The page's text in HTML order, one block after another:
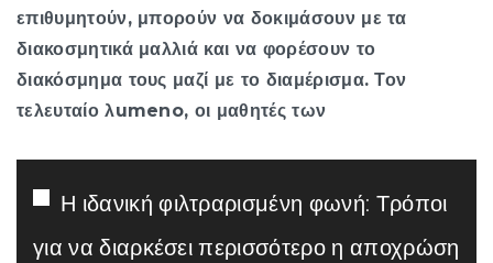
επιθυμητούν, μπορούν να δοκιμάσουν με τα
διακοσμητικά μαλλιά και να φορέσουν το
διακόσμημα τους μαζί με το διαμέρισμα. Τον
τελευταίο λumeno, οι μαθητές των
Η ιδανική φιλτραρισμένη φωνή: Τρόποι
για να διαρκέσει περισσότερο η αποχρώση